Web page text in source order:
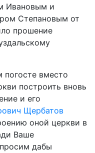
Ивановым и
Степановым от
прошение
вместо
построить вновь
и его
Щербатов
оной церкви в
Ваше
дабы